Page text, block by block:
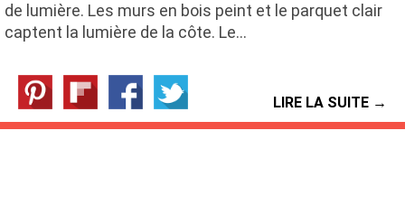
de lumière. Les murs en bois peint et le parquet clair
captent la lumière de la côte. Le…
LIRE LA SUITE →